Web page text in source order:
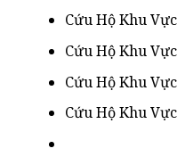
Cứu Hộ Khu
Cứu Hộ Khu
Cứu Hộ Khu
Cứu Hộ Khu